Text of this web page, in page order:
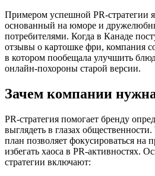
Примером успешной PR-стратегии
основанный на юморе и
потребителями. Когда в Канаде
отзывы о картошке фри, компания
в котором пообещала улучшить
онлайн-похороны старой версии.
Зачем компании
PR-стратегия помогает бренду
выглядеть в глазах
план позволяет фокусироваться на
избегать хаоса в PR-активностях.
стратегии включают: